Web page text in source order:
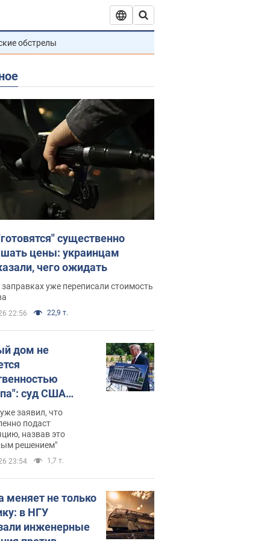
обстрелы
существенно
цены: украинцам
чего ожидать
уже переписали стоимость
22:56 22,9 т.
дом не
суд США
зала
400 млн
заявил, что
подаст
назвав это
решением"
23:54 1,7 т.
меняет не только
в НГУ
инженерные